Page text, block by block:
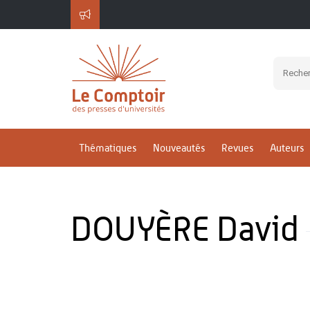
Thématiques Nouveautés Revues Auteurs
DOUYÈRE David